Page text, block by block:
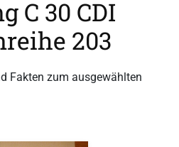
C 30 CDI
203
Fakten zum ausgewählten